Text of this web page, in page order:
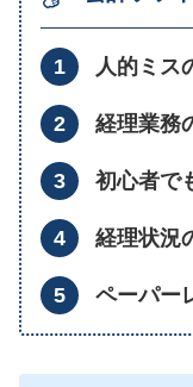
人的ミス
経理業務
初心者で
経理状況
ペーパー